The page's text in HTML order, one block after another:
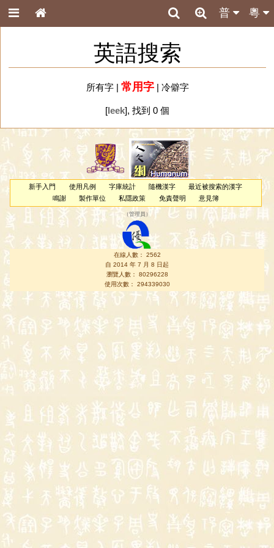
粵
普
英語搜索
所有字| 常用字| 冷僻字
[leek], 找到 0 個
新手入門 使用凡例 字庫統計 隨機漢字
最近被搜索的漢字
鳴謝
製作單位 私隱政策 免責聲明 意見簿
（管理員 ）
在線人數： 2562
自 2014 年 7 月 8 日起
瀏覽人數： 80296228
使用次數： 294339030